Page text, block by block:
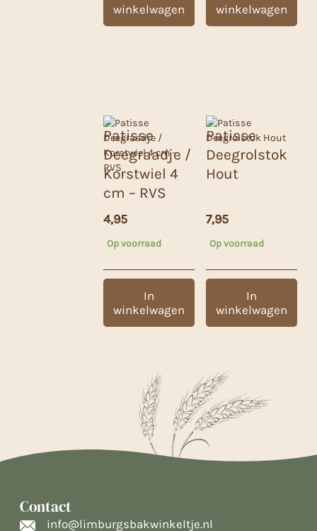
winkelwagen
winkelwagen
Patisse
Deegraadje /
Korstwiel 4
cm – RVS
4,95
Op voorraad
In
winkelwagen
Patisse
Deegrolstok
Hout
7,95
Op voorraad
In
winkelwagen
Contact
info@limburgsbakwinkeltje.nl